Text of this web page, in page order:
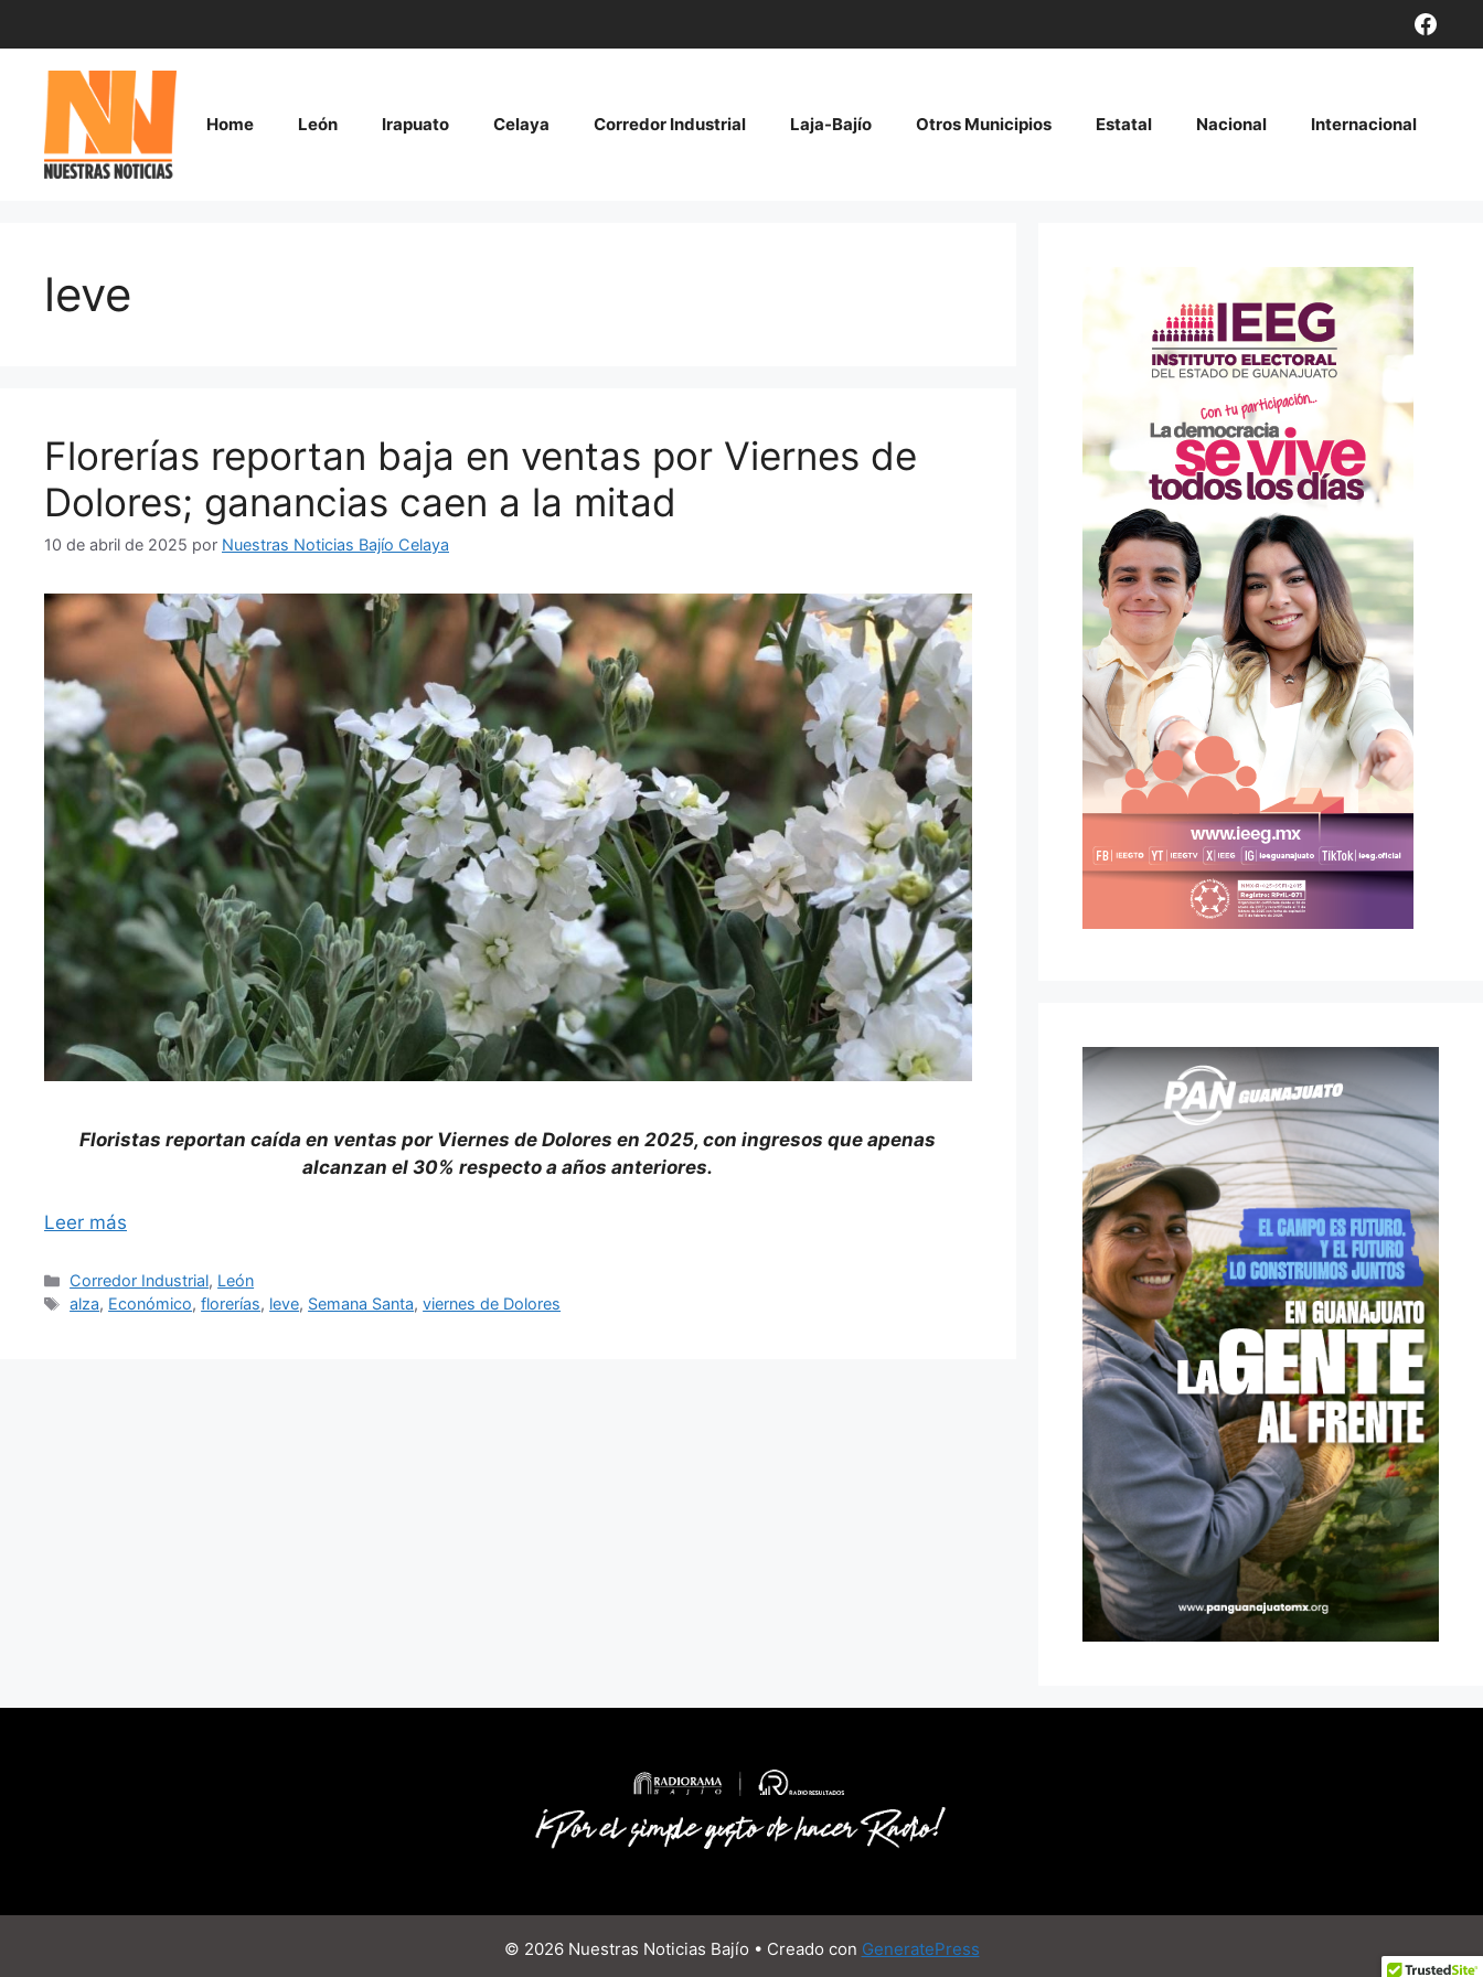
contenido
Home León Irapuato Celaya Corredor Industrial Laja-Bajío Otros Municipios Estatal Nacional Internacional
leve
Florerías reportan baja en ventas por Viernes de
Dolores; ganancias caen a la mitad
10 de abril de 2025 por Nuestras Noticias Bajío Celaya
Floristas reportan caída en ventas por Viernes de Dolores en 2025, con ingresos que apenas
alcanzan el 30% respecto a años anteriores.
Leer más
Categorías
Corredor Industrial, León
Etiquetas
alza, Económico,florerías, leve, Semana Santa,viernes de Dolores
© 2026 Nuestras Noticias Bajío • Creado con GeneratePress